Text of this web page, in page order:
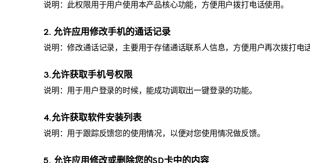
说明：此权限用于用户使用本产品核心功能，方便用户拨打电话使用。
2. 允许应用修改手机的通话记录
说明：修改通话记录，主要用于存储通话联系人信息，方便用户再次拨打电话
3.允许获取手机号权限
说明：用于用户登录的时候，能成功调取出一键登录的功能。
4.允许获取软件安装列表
说明：用于跟踪反馈您的使用情况，以便对您使用情况做反馈。
5. 允许应用修改或删除您的SD卡中的内容